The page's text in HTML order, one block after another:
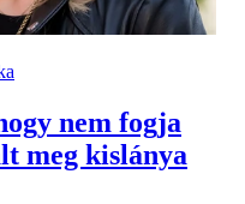
nem fogja
meg kislánya